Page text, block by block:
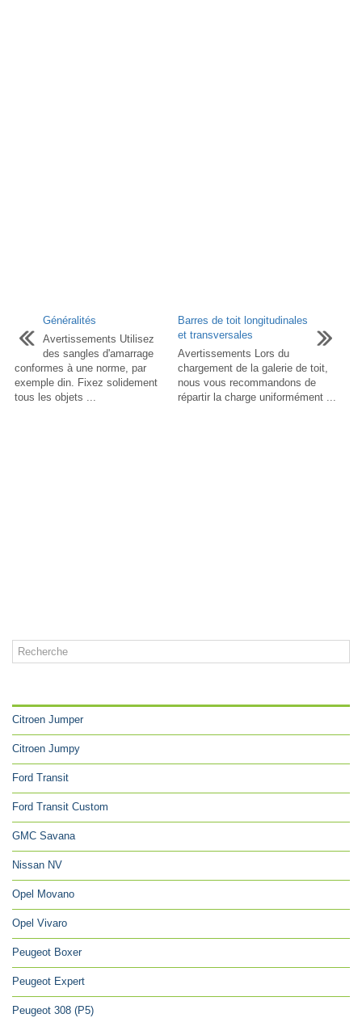
Généralités
Avertissements Utilisez
des sangles d'amarrage
conformes à une norme, par
exemple din. Fixez solidement
tous les objets ...
Barres de toit longitudinales
et transversales
Avertissements Lors du
chargement de la galerie de toit,
nous vous recommandons de
répartir la charge uniformément ...
Citroen Jumper
Citroen Jumpy
Ford Transit
Ford Transit Custom
GMC Savana
Nissan NV
Opel Movano
Opel Vivaro
Peugeot Boxer
Peugeot Expert
Peugeot 308 (P5)